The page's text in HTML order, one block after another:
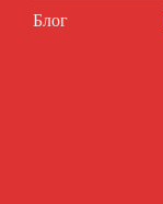
Блог